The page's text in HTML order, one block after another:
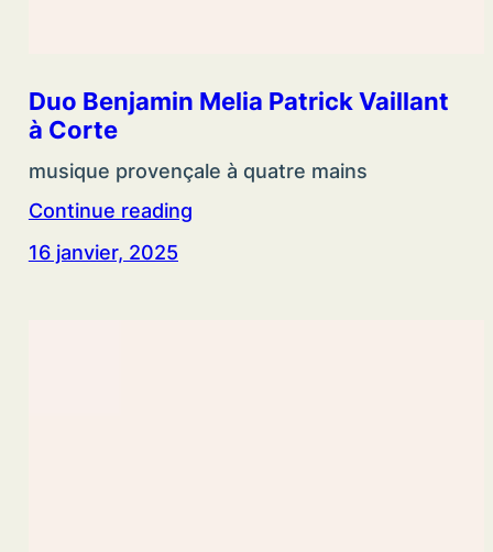
Duo Benjamin Melia Patrick Vaillant
à Corte
musique provençale à quatre mains
Continue reading
16 janvier, 2025